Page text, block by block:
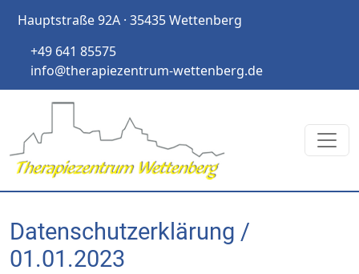
Hauptstraße 92A · 35435 Wettenberg
+49 641 85575
info@therapiezentrum-wettenberg.de
Datenschutz­erklärung /
01.01.2023